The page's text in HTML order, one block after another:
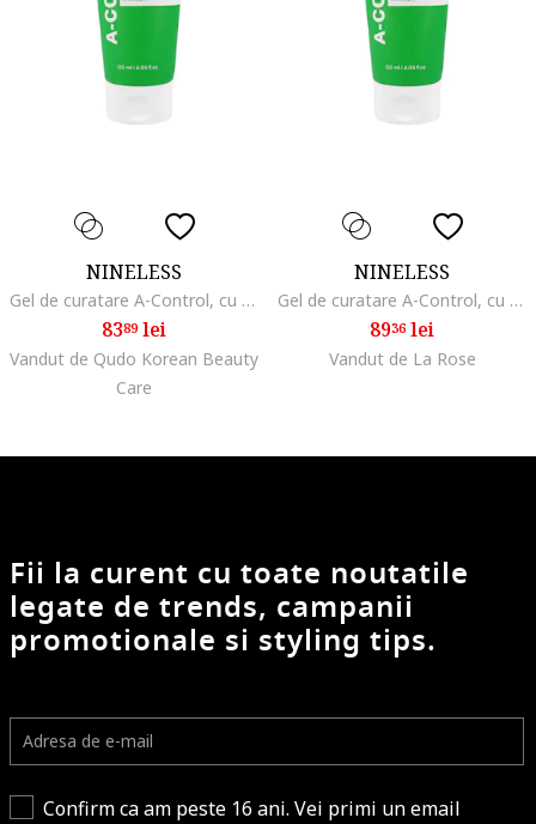
NINELESS
Gel de curatare A-Control, cu BHA, 120 ml
8389lei
Vandut de Qudo Korean Beauty
Care
NINELESS
Gel de curatare A-Control, cu BHA, 120 ml
8936lei
Vandut de La Rose
Fii la curent cu toate noutatile
legate de trends, campanii
promotionale si styling tips.
Confirm ca am peste 16 ani. Vei primi un email